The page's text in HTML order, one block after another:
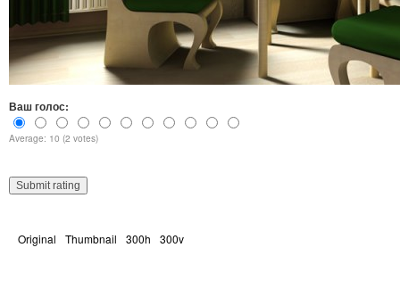
Ваш голос:
Average: 10 (2 votes)
Original Thumbnail 300h 300v